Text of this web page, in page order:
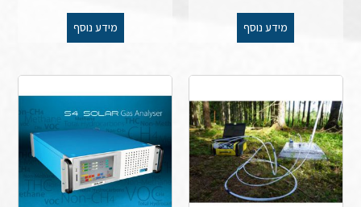
מידע נוסף מידע נוסף